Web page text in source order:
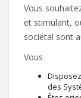
Vous
et stimulant,
sociétal sont
Vous :
des